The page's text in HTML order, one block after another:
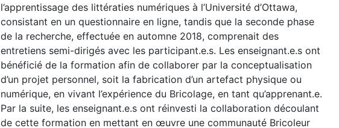
l’apprentissage des littératies numériques à l’Université d’Ottawa,
consistant en un questionnaire en ligne, tandis que la seconde phase
de la recherche, effectuée en automne 2018, comprenait des
entretiens semi-dirigés avec les participant.e.s. Les enseignant.e.s ont
bénéficié de la formation afin de collaborer par la conceptualisation
d’un projet personnel, soit la fabrication d’un artefact physique ou
numérique, en vivant l’expérience du Bricolage, en tant qu’apprenant.e.
Par la suite, les enseignant.e.s ont réinvesti la collaboration découlant
de cette formation en mettant en œuvre une communauté Bricoleur